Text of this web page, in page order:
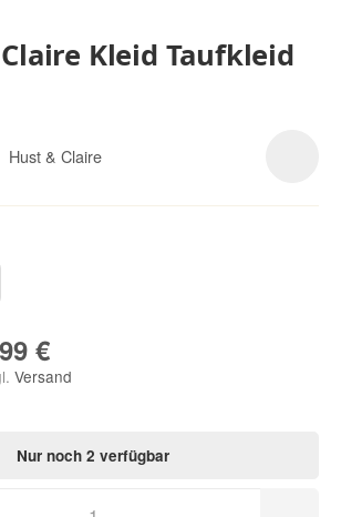
Kleid Taufkleid
Hust & Claire
€
Versand
Nur noch 2 verfügbar